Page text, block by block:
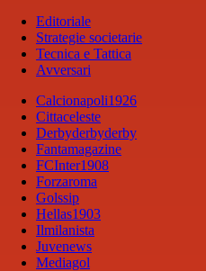
Editoriale
Strategie societarie
Tecnica e Tattica
Avversari
Calcionapoli1926
Cittaceleste
Derbyderbyderby
Fantamagazine
FCInter1908
Forzaroma
Golssip
Hellas1903
Ilmilanista
Juvenews
Mediagol